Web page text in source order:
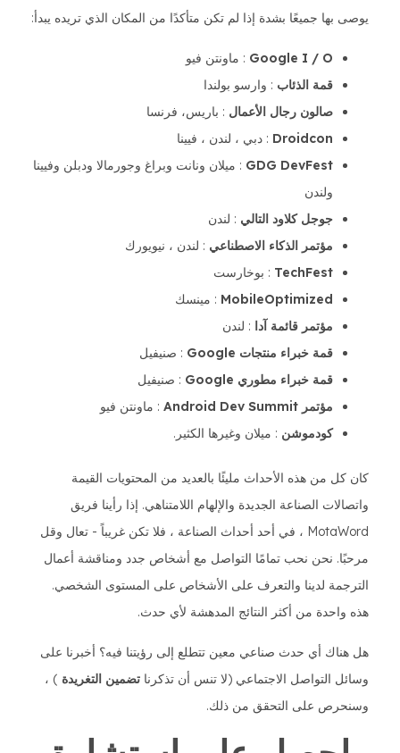
يوصى بها جميعًا بشدة إذا لم تكن متأكدًا من المكان الذي تريده يبدأ:
Google I / O : ماونتن فيو
قمة الذئاب : وارسو بولندا
صالون رجال الأعمال : باريس، فرنسا
Droidcon : دبي ، لندن ، فيينا
GDG DevFest : ميلان ونانت وبراغ وجورمالا ودبلن وفيينا
ولندن
جوجل كلاود التالي : لندن
مؤتمر الذكاء الاصطناعي : لندن ، نيويورك
TechFest : بوخارست
MobileOptimized : مينسك
مؤتمر قائمة آدا : لندن
قمة خبراء منتجات Google
: صنيفيل
قمة خبراء مطوري Google
: صنيفيل
مؤتمر Android Dev Summit
: ماونتن فيو
كودموشن : ميلان وغيرها الكثير.
كان كل من هذه الأحداث مليئًا بالعديد من المحتويات القيمة
واتصالات الصناعة الجديدة والإلهام اللامتناهي. إذا رأينا فريق
MotaWord ، في أحد أحداث الصناعة ، فلا تكن غريباً - تعال وقل
مرحبًا. نحن نحب تمامًا التواصل مع أشخاص جدد ومناقشة أعمال
الترجمة لدينا والتعرف على الأشخاص على المستوى الشخصي.
هذه واحدة من أكثر النتائج المدهشة لأي حدث.
هل هناك أي حدث صناعي معين تتطلع إلى رؤيتنا فيه؟ أخبرنا على
وسائل التواصل الاجتماعي (لا تنس أن تذكرنا تضمين التغريدة ) ،
وسنحرص على التحقق من ذلك.